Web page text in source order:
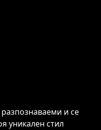
и се
уникален стил